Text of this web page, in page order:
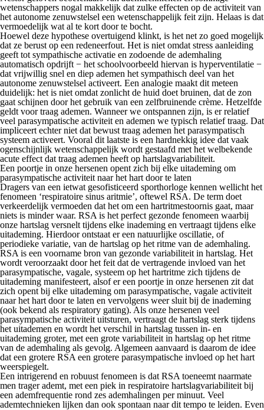
wetenschappers nogal makkelijk dat zulke effecten op de activiteit van
het autonome zenuwstelsel een wetenschappelijk feit zijn. Helaas is dat
vermoedelijk wat al te kort door te bocht.
Hoewel deze hypothese overtuigend klinkt, is het net zo goed mogelijk
dat ze berust op een redeneerfout. Het is niet omdat stress aanleiding
geeft tot sympathische activatie en zodoende de ademhaling
automatisch opdrijft − het schoolvoorbeeld hiervan is hyperventilatie −
dat vrijwillig snel en diep ademen het sympathisch deel van het
autonome zenuwstelsel activeert. Een analogie maakt dit meteen
duidelijk: het is niet omdat zonlicht de huid doet bruinen, dat de zon
gaat schijnen door het gebruik van een zelfbruinende crème. Hetzelfde
geldt voor traag ademen. Wanneer we ontspannen zijn, is er relatief
veel parasympatische activiteit en ademen we typisch relatief traag. Dat
impliceert echter niet dat bewust traag ademen het parasympatisch
systeem activeert. Vooral dit laatste is een hardnekkig idee dat vaak
ogenschijnlijk wetenschappelijk wordt gestaafd met het welbekende
acute effect dat traag ademen heeft op hartslagvariabiliteit.
Een poortje in onze hersenen opent zich bij elke uitademing om
parasympatische activiteit naar het hart door te laten
Dragers van een ietwat gesofisticeerd sporthorloge kennen wellicht het
fenomeen ‘respiratoire sinus aritmie’, oftewel RSA. De term doet
verkeerdelijk vermoeden dat het om een hartritmestoornis gaat, maar
niets is minder waar. RSA is het perfect gezonde fenomeen waarbij
onze hartslag versnelt tijdens elke inademing en vertraagt tijdens elke
uitademing. Hierdoor ontstaat er een natuurlijke oscillatie, of
periodieke variatie, van de hartslag op het ritme van de ademhaling.
RSA is een voorname bron van gezonde variabiliteit in hartslag. Het
wordt veroorzaakt door het feit dat de vertragende invloed van het
parasympatische, vagale, systeem op het hartritme zich tijdens de
uitademing manifesteert, alsof er een poortje in onze hersenen zit dat
zich opent bij elke uitademing om parasympatische, vagale activiteit
naar het hart door te laten en vervolgens weer sluit bij de inademing
(ook bekend als respiratory gating). Als onze hersenen veel
parasympatische activiteit uitsturen, vertraagt de hartslag sterk tijdens
het uitademen en wordt het verschil in hartslag tussen in- en
uitademing groter, met een grote variabiliteit in hartslag op het ritme
van de ademhaling als gevolg. Algemeen aanvaard is daarom de idee
dat een grotere RSA een grotere parasympatische invloed op het hart
weerspiegelt.
Een intrigerend en robuust fenomeen is dat RSA toeneemt naarmate
men trager ademt, met een piek in respiratoire hartslagvariabiliteit bij
een ademfrequentie rond zes ademhalingen per minuut. Veel
ademtechnieken lijken dan ook spontaan naar dit tempo te leiden. Even